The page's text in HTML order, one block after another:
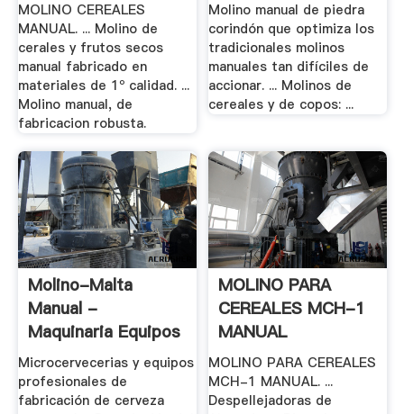
MOLINO CEREALES
MANUAL. ... Molino de
cerales y frutos secos
manual fabricado en
materiales de 1º calidad. ...
Molino manual, de
fabricacion robusta.
Molino manual de piedra
corindón que optimiza los
tradicionales molinos
manuales tan difíciles de
accionar. ... Molinos de
cereales y de copos: ...
Molino-Malta
Manual -
Maquinaria Equipos
.
Microcervecerias y equipos
profesionales de
fabricación de cerveza
MOLINO PARA
CEREALES MCH-1
MANUAL
MOLINO PARA CEREALES
MCH-1 MANUAL. ...
Despellejadoras de